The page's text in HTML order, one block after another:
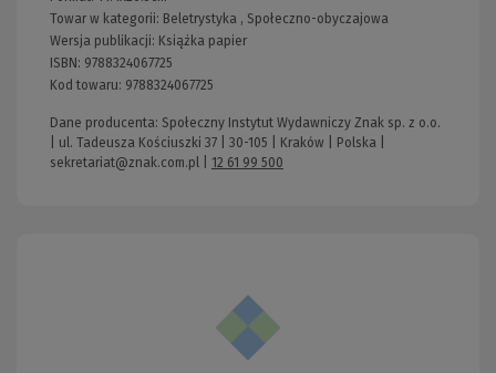
Towar w kategorii: Beletrystyka , Społeczno-obyczajowa
Wersja publikacji: Książka papier
ISBN: 9788324067725
Kod towaru: 9788324067725
Dane producenta: Społeczny Instytut Wydawniczy Znak sp. z o.o.
| ul. Tadeusza Kościuszki 37 | 30-105 | Kraków | Polska |
sekretariat@znak.com.pl
12 61 99 500